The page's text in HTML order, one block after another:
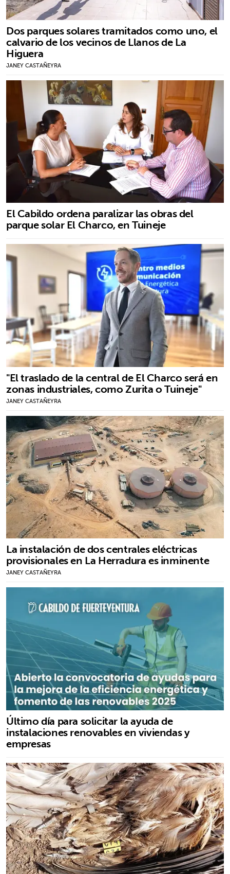
Dos parques solares tramitados como uno, el
calvario de los vecinos de Llanos de La
Higuera
JANEY CASTAÑEYRA
El Cabildo ordena paralizar las obras del
parque solar El Charco, en Tuineje
"El traslado de la central de El Charco será en
zonas industriales, como Zurita o Tuineje"
JANEY CASTAÑEYRA
La instalación de dos centrales eléctricas
provisionales en La Herradura es inminente
JANEY CASTAÑEYRA
Último día para solicitar la ayuda de
instalaciones renovables en viviendas y
empresas